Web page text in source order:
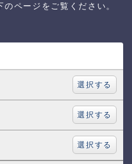
ページをご覧ください。
選択する
選択する
選択する